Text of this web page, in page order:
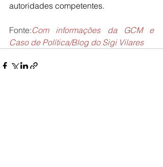
autoridades competentes.
Fonte:Com informações da GCM e
Caso de Política/Blog do Sigi Vilares